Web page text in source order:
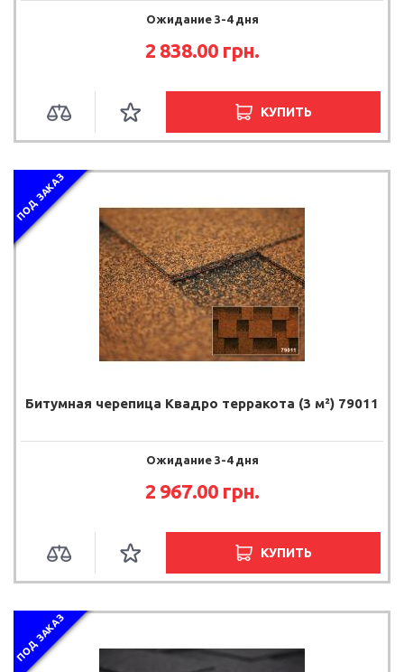
Ожидание 3-4 дня
2 838.00 грн.
КУПИТЬ
ПОД ЗАКАЗ
Битумная черепица Квадро терракота (3 м²) 79011
Ожидание 3-4 дня
2 967.00 грн.
КУПИТЬ
ПОД ЗАКАЗ